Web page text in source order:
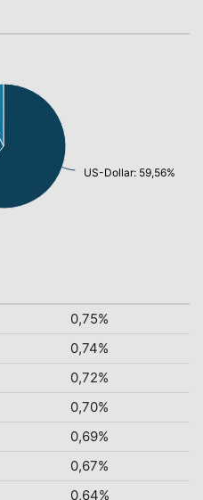
US-Dollar: 59,56%
0,75%
0,74%
0,72%
0,70%
0,69%
0,67%
0,64%